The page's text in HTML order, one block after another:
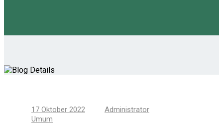
17 Oktober 2022
Administrator
Umum